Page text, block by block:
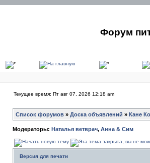
Форум
Текущее время: Пт авг 07, 2026 12:18 am
Список форумов » Доска объявлений » Кане
Модераторы: Наталья ветврач, Анна & Сим
Версия для печати